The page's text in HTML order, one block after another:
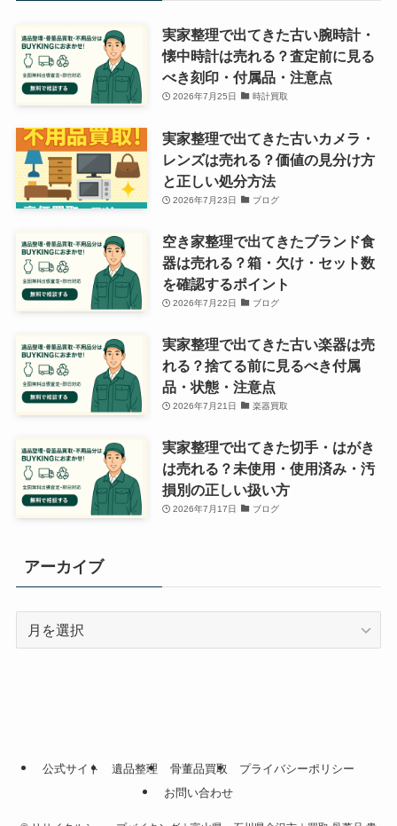
実家整理で出てきた古い腕時計・
懐中時計は売れる？査定前に見る
べき刻印・付属品・注意点
2026年7月25日 時計買取
実家整理で出てきた古いカメラ・
レンズは売れる？価値の見分け方
と正しい処分方法
2026年7月23日 ブログ
空き家整理で出てきたブランド食
器は売れる？箱・欠け・セット数
を確認するポイント
2026年7月22日 ブログ
実家整理で出てきた古い楽器は売
れる？捨てる前に見るべき付属
品・状態・注意点
2026年7月21日 楽器買取
実家整理で出てきた切手・はがき
は売れる？未使用・使用済み・汚
損別の正しい扱い方
2026年7月17日 ブログ
アーカイブ
公式サイト 遺品整理 骨董品買取
プライバシーポリシー
お問い合わせ